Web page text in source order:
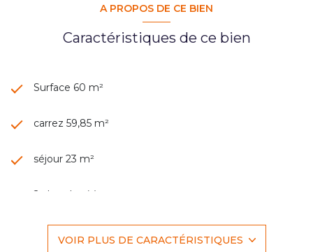
A PROPOS DE CE BIEN
Caractéristiques de ce bien
Surface 60 m²
carrez 59,85 m²
séjour 23 m²
2 chambre(s)
VOIR PLUS DE CARACTÉRISTIQUES